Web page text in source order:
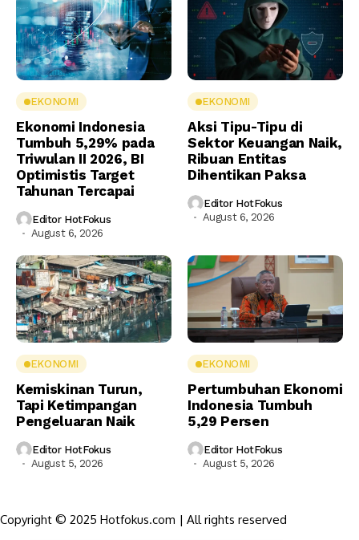
EKONOMI
Ekonomi Indonesia
Tumbuh 5,29% pada
Triwulan II 2026, BI
Optimistis Target
Tahunan Tercapai
Editor HotFokus
August 6, 2026
EKONOMI
Aksi Tipu-Tipu di
Sektor Keuangan Naik,
Ribuan Entitas
Dihentikan Paksa
Editor HotFokus
August 6, 2026
EKONOMI
Kemiskinan Turun,
Tapi Ketimpangan
Pengeluaran Naik
Editor HotFokus
August 5, 2026
EKONOMI
Pertumbuhan Ekonomi
Indonesia Tumbuh
5,29 Persen
Editor HotFokus
August 5, 2026
Copyright © 2025 Hotfokus.com | All rights reserved